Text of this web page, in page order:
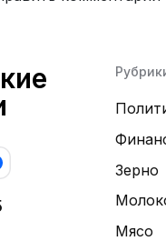
Зерно
Мясо